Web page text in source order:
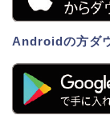
Androidの方ダ